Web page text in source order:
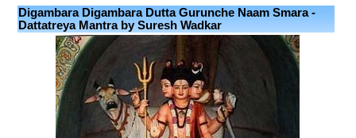
Digambara Digambara Dutta Gurunche Naam Smara -
Dattatreya Mantra by Suresh Wadkar